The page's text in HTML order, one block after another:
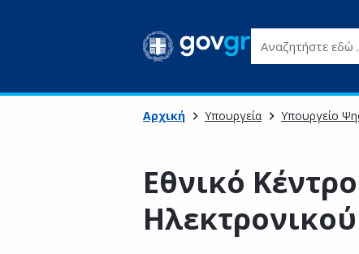
Αναζητήστε εδώ ...
Αρχική Υπουργεία Υπουργείο
Εθνικό